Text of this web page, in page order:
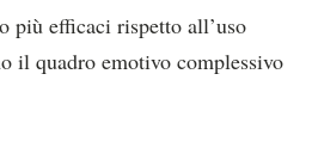
più efficaci rispetto all’uso
il quadro emotivo complessivo